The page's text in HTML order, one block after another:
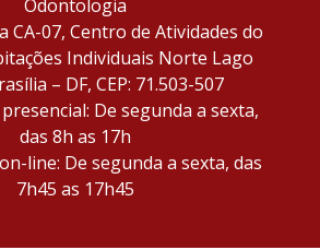
Odontologia
CA-07, Centro de Atividades do
Individuais Norte Lago
– DF, CEP: 71.503-507
De segunda a sexta,
das 8h as 17h
line: De segunda a sexta, das
7h45 as 17h45